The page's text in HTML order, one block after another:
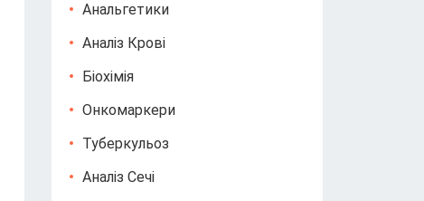
Анальгетики
Аналіз Крові
Біохімія
Онкомаркери
Туберкульоз
Аналіз Сечі